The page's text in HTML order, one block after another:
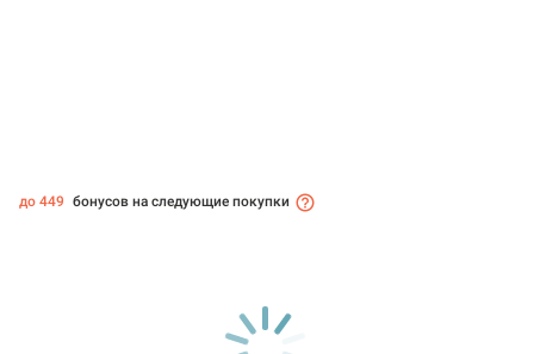
до 449 бонусов на следующие покупки